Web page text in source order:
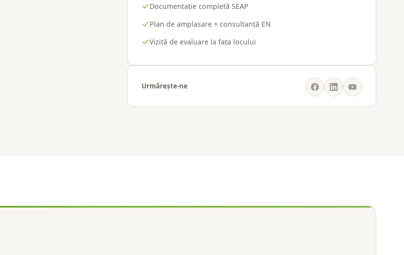
Documentație completă SEAP
Plan de amplasare + consultanță EN
Vizită de evaluare la fața locului
Urmărește-ne